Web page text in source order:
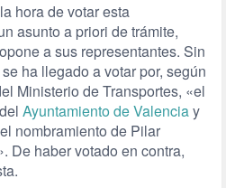
hora de votar esta
asunto a priori de trámite,
a sus representantes. Sin
ha llegado a votar por, según
Ministerio de Transportes, «el
Ayuntamiento de Valenciay
nombramiento de Pilar
De haber votado en contra,